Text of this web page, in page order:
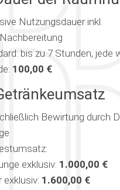
Nutzungsdauer inkl.
bis zu 7 Stunden, jede
100,00 €
Bewirtung durch
exklusiv: 1.000,00 €
exklusiv: 1.600,00 €